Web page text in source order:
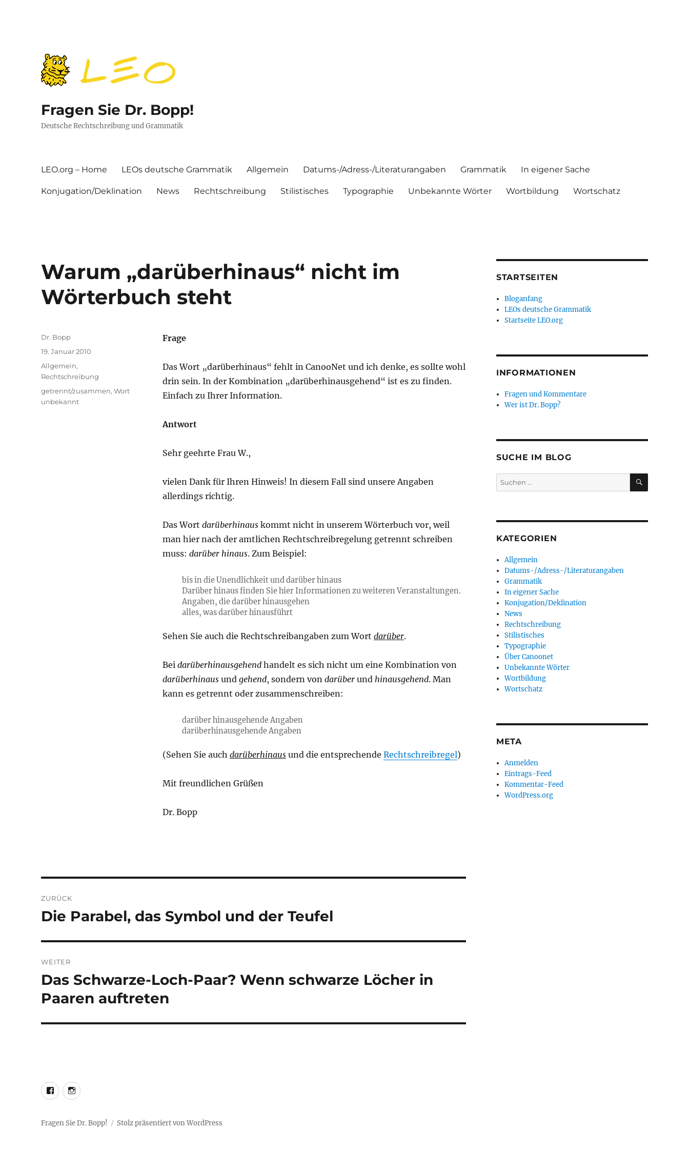
Fragen Sie Dr. Bopp!
Deutsche Rechtschreibung und Grammatik
LEO.org – Home LEOs deutsche Grammatik Allgemein Datums-/Adress-/Literaturangaben Grammatik In eigener Sache
Konjugation/Deklination News Rechtschreibung Stilistisches Typographie Unbekannte Wörter Wortbildung Wortschatz
Warum „darüberhinaus“ nicht im
Wörterbuch steht
Frage
Das Wort „darüberhinaus“ fehlt in CanooNet und ich denke, es sollte wohl
drin sein. In der Kombination „darüberhinausgehend“ ist es zu finden.
Einfach zu Ihrer Information.
Antwort
Sehr geehrte Frau W.,
vielen Dank für Ihren Hinweis! In diesem Fall sind unsere Angaben
allerdings richtig.
Das Wort darüberhinauskommt nicht in unserem Wörterbuch vor, weil
man hier nach der amtlichen Rechtschreibregelung getrennt schreiben
muss: darüber hinaus. Zum Beispiel:
bis in die Unendlichkeit und darüber hinaus
Darüber hinaus finden Sie hier Informationen zu weiteren Veranstaltungen.
Angaben, die darüber hinausgehen
alles, was darüber hinausführt
Sehen Sie auch die Rechtschreibangaben zum Wort darüber.
Bei darüberhinausgehendhandelt es sich nicht um eine Kombination von
darüberhinausund gehend, sondern von darüberund hinausgehend. Man
kann es getrennt oder zusammenschreiben:
darüber hinausgehende Angaben
darüberhinausgehende Angaben
(Sehen Sie auch darüberhinausund die entsprechende Rechtschreibregel)
Mit freundlichen Grüßen
Dr. Bopp
Autor
Dr. Bopp
Veröffentlicht
am
19. Januar 2010
Kategorien
Allgemein,
Rechtschreibung
Schlagwörter
getrennt/zusammen,Wort
unbekannt
ZURÜCK
Vorheriger
Die Parabel, das Symbol und der Teufel
WEITER
Nächster
Beitrag:
Das Schwarze-Loch-Paar? Wenn schwarze Löcher in
Paaren auftreten
STARTSEITEN
Bloganfang
LEOs deutsche Grammatik
Startseite LEO.org
INFORMATIONEN
Fragen und Kommentare
Wer ist Dr. Bopp?
SUCHE IM BLOG
Suchen
nach:
SUCHEN
KATEGORIEN
Allgemein
Datums-/Adress-/Literaturangaben
Grammatik
In eigener Sache
Konjugation/Deklination
News
Rechtschreibung
Stilistisches
Typographie
Über Canoonet
Unbekannte Wörter
Wortbildung
Wortschatz
META
Anmelden
Eintrags-Feed
Kommentar-Feed
WordPress.org
LEO@Facebook
LEO@Instagram
Fragen Sie Dr. Bopp! Stolz präsentiert von WordPress